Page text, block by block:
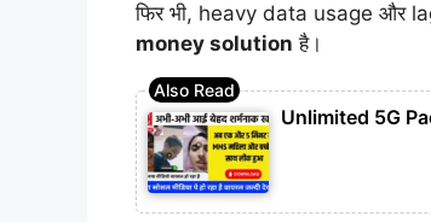
फिर भी, heavy data usage और
money solution है।
Unlimited 5G